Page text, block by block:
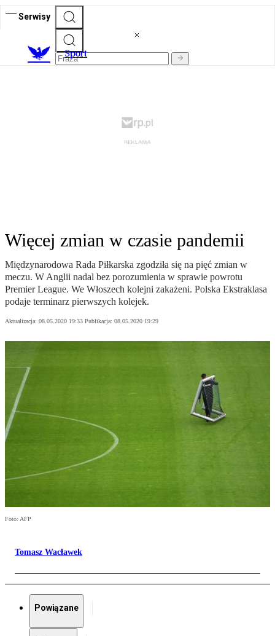
Serwisy
Sport
Więcej zmian w czasie pandemii
Międzynarodowa Rada Piłkarska zgodziła się na pięć zmian w
meczu. W Anglii nadal bez porozumienia w sprawie powrotu
Premier League. We Włoszech kolejni zakażeni. Polska Ekstraklasa
podaje terminarz pierwszych kolejek.
Aktualizacja: 08.05.2020 19:33 Publikacja: 08.05.2020 19:29
Foto: AFP
Tomasz Wacławek
Powiązane